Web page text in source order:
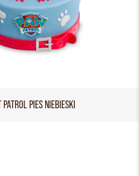
PATROL PIES NIEBIESKI